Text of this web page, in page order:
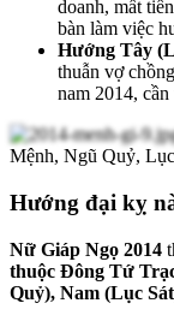
doanh, mất
bàn làm việc
Hướng Tây
thuẫn vợ
nam 2014,
Mệnh, Ngũ Quỷ,
Hướng đại kỵ
Nữ Giáp Ngọ 2014
thuộc Đông Tứ
Quỷ), Nam (Lục